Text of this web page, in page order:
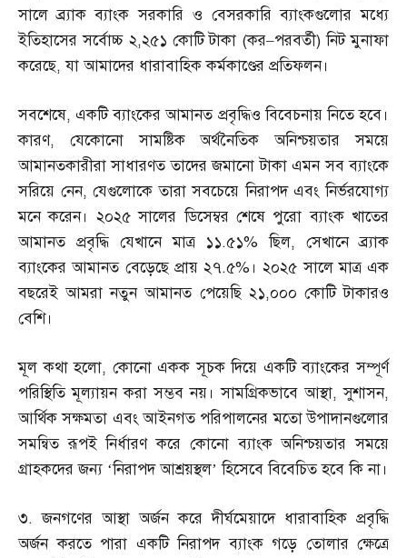
সালে ব্র্যাক ব্যাংক সরকারি ও বেসরকারি ব্যাংকগুলোর মধ্যে
ইতিহাসের সর্বোচ্চ ২,২৫১ কোটি টাকা (কর–পরবর্তী)নিট মুনাফা
করেছে,যা আমাদের ধারাবাহিক কর্মকাণ্ডের প্রতিফলন।
সবশেষে,একটি ব্যাংকের আমানত প্রবৃদ্ধিও বিবেচনায় নিতে হবে।
কারণ, যেকোনো সামষ্টিক অর্থনৈতিক অনিশ্চয়তার সময়ে
আমানতকারীরা সাধারণত তাদের জমানো টাকা এমন সব ব্যাংকে
সরিয়ে নেন,যেগুলোকে তারা সবচেয়ে নিরাপদ এবং নির্ভরযোগ্য
মনে করেন। ২০২৫ সালের ডিসেম্বর শেষে পুরো ব্যাংক খাতের
আমানত প্রবৃদ্ধি যেখানে মাত্র ১১.৫১%ছিল,সেখানে ব্র্যাক
ব্যাংকের আমানত বেড়েছে প্রায় ২৭.৫% । ২০২৫ সালে মাত্র এক
বছরেই আমরা নতুন আমানত পেয়েছি ২১,০০০ কোটি টাকারও
বেশি।
মূল কথা হলো, কোনো একক সূচক দিয়ে একটি ব্যাংকের সম্পূর্ণ
পরিস্থিতি মূল্যায়ন করা সম্ভব নয়। সামগ্রিকভাবে আস্থা,সুশাসন,
আর্থিক সক্ষমতা এবং আইনগত পরিপালনের মতো উপাদানগুলোর
সমন্বিত রূপই নির্ধারণ করে কোনো ব্যাংক অনিশ্চয়তার সময়ে
গ্রাহকদের জন্য ‘নিরাপদ আশ্রয়স্থল’ হিসেবে বিবেচিত হবে কি না।
৩.জনগণের আস্থা অর্জন করে দীর্ঘমেয়াদে ধারাবাহিক প্রবৃদ্ধি
অর্জন করতে পারা একটি নিরাপদ ব্যাংক গড়ে তোলার ক্ষেত্রে